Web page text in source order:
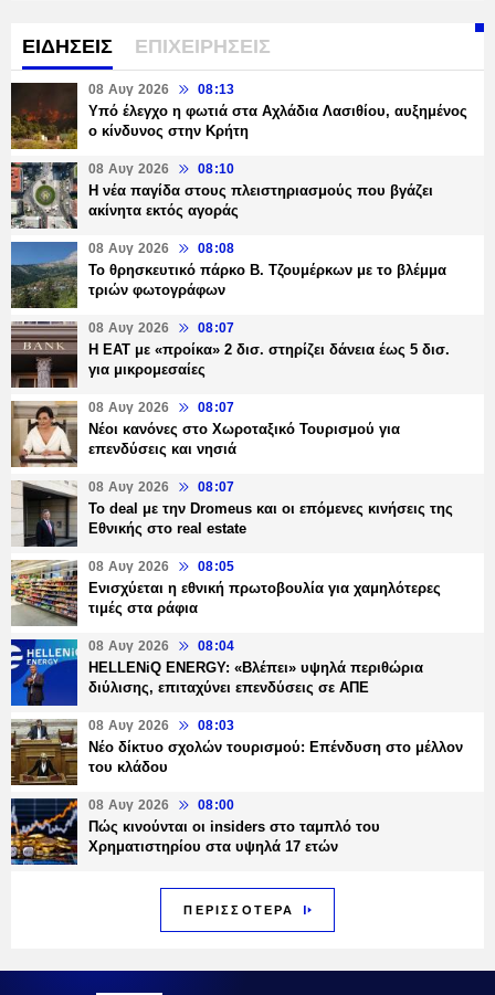
ΕΙΔΗΣΕΙΣ ΕΠΙΧΕΙΡΗΣΕΙΣ
08 Αυγ 2026 08:13
Υπό έλεγχο η φωτιά στα Αχλάδια Λασιθίου, αυξημένος
ο κίνδυνος στην Κρήτη
08 Αυγ 2026 08:10
Η νέα παγίδα στους πλειστηριασμούς που βγάζει
ακίνητα εκτός αγοράς
08 Αυγ 2026 08:08
Το θρησκευτικό πάρκο Β. Τζουμέρκων με το βλέμμα
τριών φωτογράφων
08 Αυγ 2026 08:07
Η ΕΑΤ με «προίκα» 2 δισ. στηρίζει δάνεια έως 5 δισ.
για μικρομεσαίες
08 Αυγ 2026 08:07
Νέοι κανόνες στο Χωροταξικό Τουρισμού για
επενδύσεις και νησιά
08 Αυγ 2026 08:07
Το deal με την Dromeus και οι επόμενες κινήσεις της
Εθνικής στο real estate
08 Αυγ 2026 08:05
Ενισχύεται η εθνική πρωτοβουλία για χαμηλότερες
τιμές στα ράφια
08 Αυγ 2026 08:04
HELLENiQ ENERGY: «Βλέπει» υψηλά περιθώρια
διύλισης, επιταχύνει επενδύσεις σε ΑΠΕ
08 Αυγ 2026 08:03
Νέο δίκτυο σχολών τουρισμού: Επένδυση στο μέλλον
του κλάδου
08 Αυγ 2026 08:00
Πώς κινούνται οι insiders στο ταμπλό του
Χρηματιστηρίου στα υψηλά 17 ετών
ΠΕΡΙΣΣΟΤΕΡΑ